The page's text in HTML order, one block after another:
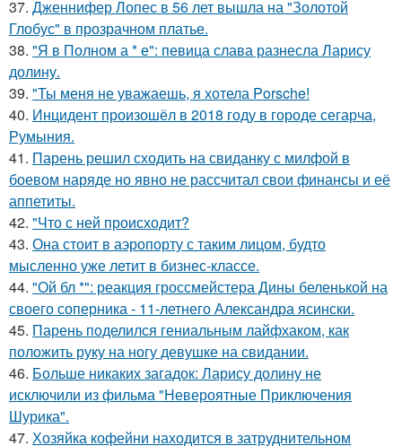
37. Дженнифер Лопес в 56 лет вышла на "Золотой
Глобус" в прозрачном платье.
38. "Я в Полном а * е": певица слава разнесла Ларису
долину.
39. "Ты меня не уважаешь, я хотела Porsche!
40. Инцидент произошёл в 2018 году в городе сегарча,
Румыния.
41. Парень решил сходить на свиданку с милфой в
боевом наряде но явно не рассчитал свои финансы и её
аппетиты.
42. "Что с ней происходит?
43. Она стоит в аэропорту с таким лицом, будто
мысленно уже летит в бизнес-классе.
44. "Ой бл *": реакция гроссмейстера Дины беленькой на
своего соперника - 11-летнего Александра ясински.
45. Парень поделился гениальным лайфхаком, как
положить руку на ногу девушке на свидании.
46. Больше никаких загадок: Ларису долину не
исключили из фильма "Невероятные Приключения
Шурика".
47. Хозяйка кофейни находится в затруднительном